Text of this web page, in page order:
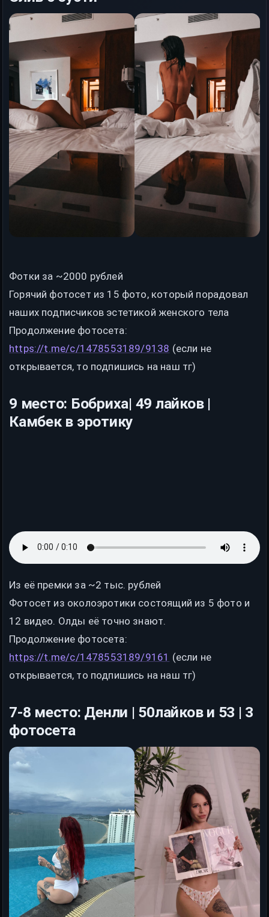
Фотки за ~2000 рублей
Горячий фотосет из 15 фото, который порадовал
наших подписчиков эстетикой женского тела
Продолжение фотосета:
https://t.me/c/1478553189/9138 (если не
открывается, то подпишись на наш тг)
9 место: Бобриха| 49 лайков |
Камбек в эротику
Из её премки за ~2 тыс. рублей
Фотосет из околоэротики состоящий из 5 фото и
12 видео. Олды её точно знают.
Продолжение фотосета:
https://t.me/c/1478553189/9161 (если не
открывается, то подпишись на наш тг)
7-8 место: Денли | 50лайков и 53 | 3
фотосета